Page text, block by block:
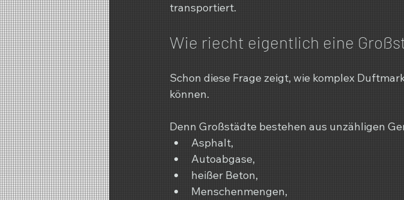
transportiert.
Wie riecht eigentlich eine
Schon diese Frage zeigt, wie komplex
können.
Denn Großstädte bestehen aus unzähligen
Asphalt,
Autoabgase,
heißer Beton,
Menschenmengen,